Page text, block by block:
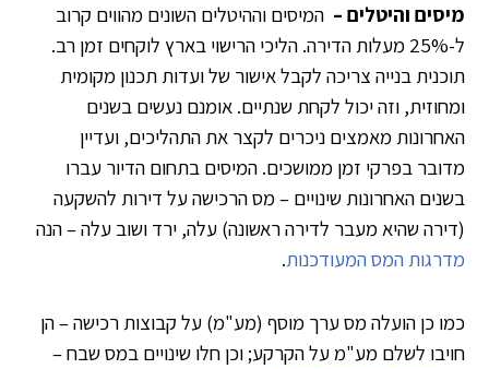
מיסים והיטלים –המיסים וההיטלים השונים מהווים קרוב
ל-25% מעלות הדירה. הליכי הרישוי בארץ לוקחים זמן רב.
תוכנית בנייה צריכה לקבל אישור של ועדות תכנון מקומית
ומחוזית, וזה יכול לקחת שנתיים. אומנם נעשים בשנים
האחרונות מאמצים ניכרים לקצר את התהליכים, ועדיין
מדובר בפרקי זמן ממושכים. המיסים בתחום הדיור עברו
בשנים האחרונות שינויים – מס הרכישה על דירות להשקעה
(דירה שהיא מעבר לדירה ראשונה) עלה, ירד ושוב עלה – הנה
מדרגות המס המעודכנות.
כמו כן הועלה מס ערך מוסף (מע"מ) על קבוצות רכישה – הן
חויבו לשלם מע"מ על הקרקע; וכן חלו שינויים במס שבח –